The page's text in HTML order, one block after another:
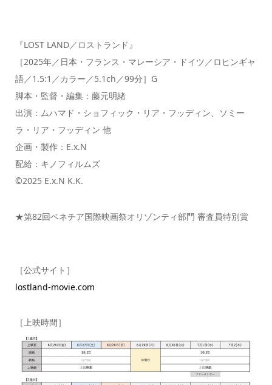
『LOST LAND／ロストランド』
［2025年／日本・フランス・マレーシア・ドイツ／ロヒンギャ
語／1.5:1／カラー／5.1ch／99分］G
脚本・監督・編集：藤元明緒
出演：ムハマド・ショフィック・リア・フッディン、ソミー
ラ・リア・フッディン 他
企画・製作：E.x.N
配給：キノフィルムズ
©2025 E.x.N K.K.
★第82回ベネチア国際映画祭オリゾンティ部門 審査員特別賞
［公式サイト］
lostland-movie.com
［上映時間］